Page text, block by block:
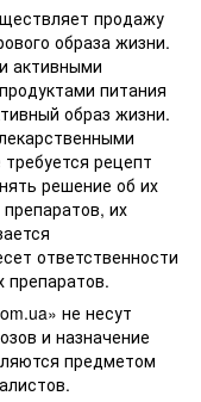
продажу
образа жизни.
активными
питания
образ жизни.
рецепт
решение об их
их
ответственности
препаратов.
не несут
и назначение
предметом